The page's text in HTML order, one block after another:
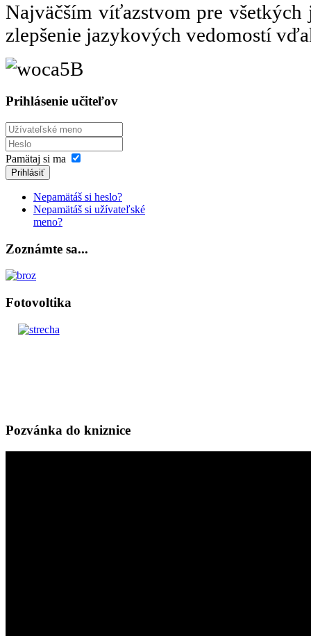
Najväčším víťazstvom pre všetkých
zlepšenie jazykových vedomostí
Prihlásenie učiteľov
Pamätaj si ma
Prihlásiť
Nepamätáš si heslo?
Nepamätáš si užívateľské
meno?
Zoznámte sa...
Fotovoltika
Pozvánka do kniznice